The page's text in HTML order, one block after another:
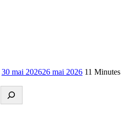
30 mai 202626 mai 2026 11 Minutes